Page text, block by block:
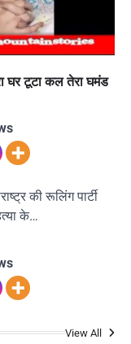
घर टूटा कल तेरा घमंड
की रूलिंग पार्टी
के…
View All